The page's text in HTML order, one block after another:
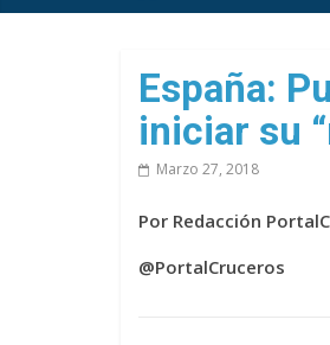
un
sitio
España:
iniciar su
Marzo 27, 2018
Por Redacción
@PortalCruceros